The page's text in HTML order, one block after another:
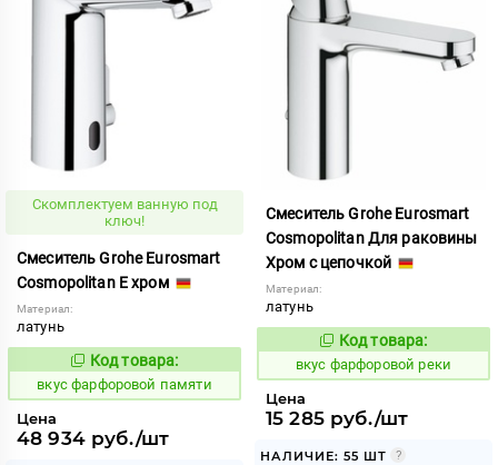
Скомплектуем ванную под
ключ!
Смеситель Grohe Eurosmart
Cosmopolitan E хром
Материал:
латунь
Код:
185818
Код товара:
вкус фарфоровой памяти
Цена
48 934 руб./шт
Смеситель Grohe Eurosmart
Cosmopolitan Для раковины
Хром с цепочкой
Материал:
латунь
Код:
185829
Код товара:
вкус фарфоровой реки
Цена
15 285 руб./шт
НАЛИЧИЕ: 55 ШТ